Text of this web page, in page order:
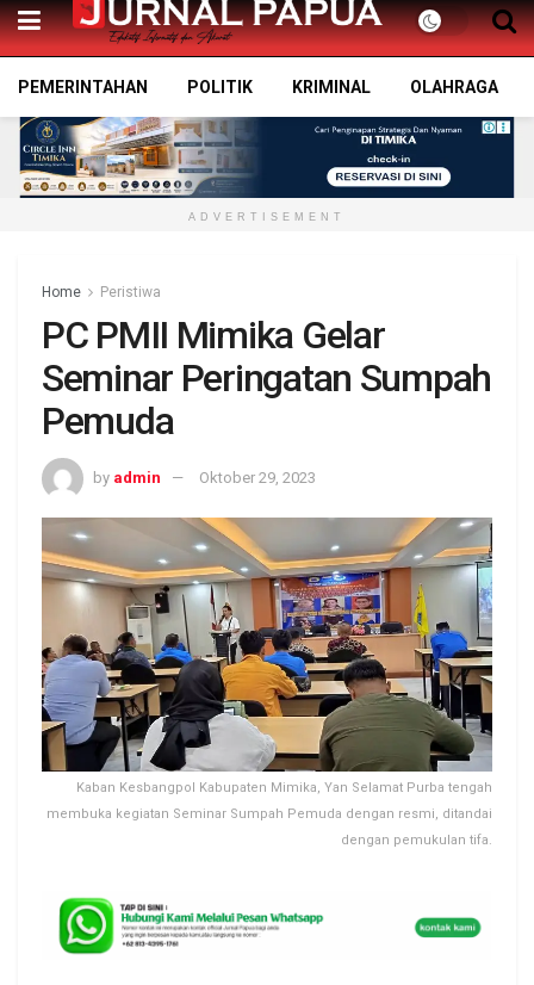
PEMERINTAHAN POLITIK KRIMINAL OLAHRAGA
ADVERTISEMENT
Home Peristiwa
PC PMII Mimika Gelar
Seminar Peringatan Sumpah
Pemuda
by admin Oktober 29, 2023
Kaban Kesbangpol Kabupaten Mimika, Yan Selamat Purba tengah
membuka kegiatan Seminar Sumpah Pemuda dengan resmi, ditandai
dengan pemukulan tifa.